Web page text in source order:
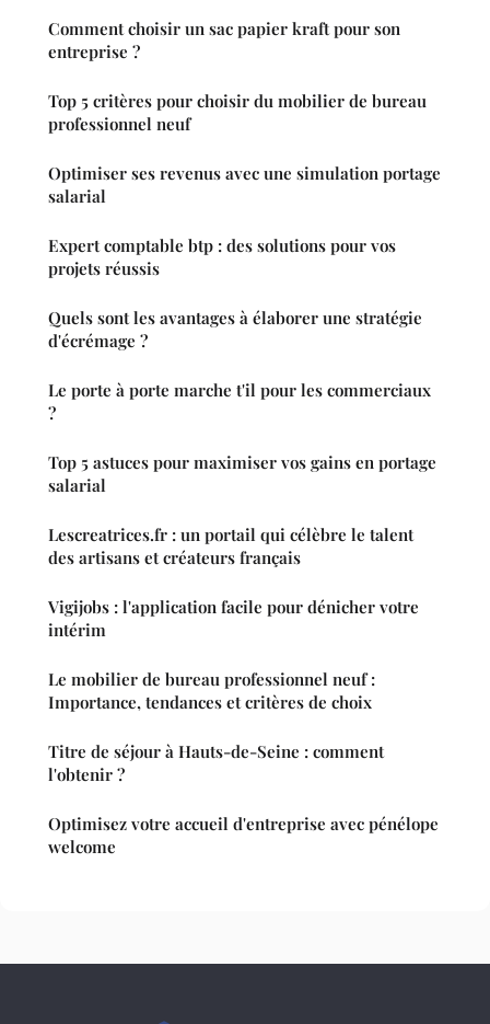
Comment choisir un sac papier kraft pour son
entreprise ?
Top 5 critères pour choisir du mobilier de bureau
professionnel neuf
Optimiser ses revenus avec une simulation portage
salarial
Expert comptable btp : des solutions pour vos
projets réussis
Quels sont les avantages à élaborer une stratégie
d'écrémage ?
Le porte à porte marche t'il pour les commerciaux
?
Top 5 astuces pour maximiser vos gains en portage
salarial
Lescreatrices.fr : un portail qui célèbre le talent
des artisans et créateurs français
Vigijobs : l'application facile pour dénicher votre
intérim
Le mobilier de bureau professionnel neuf :
Importance, tendances et critères de choix
Titre de séjour à Hauts-de-Seine : comment
l'obtenir ?
Optimisez votre accueil d'entreprise avec pénélope
welcome